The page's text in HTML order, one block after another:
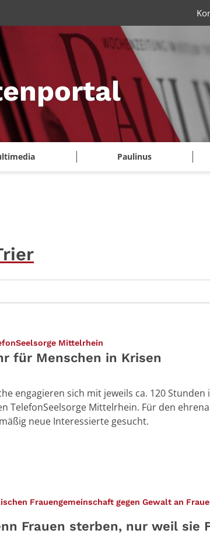
Paulinus
Mittelrhein
für Menschen in Krisen
engagieren sich mit jeweils ca. 120 Stunden
TelefonSeelsorge Mittelrhein. Für den
neue Interessierte gesucht.
Frauengemeinschaft gegen Gewalt an
Frauen sterben, nur weil sie